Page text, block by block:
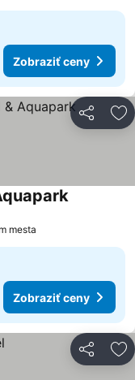
Zobraziť ceny
Zdieľať
Zobraziť
mesta
Zobraziť ceny
Zdieľať